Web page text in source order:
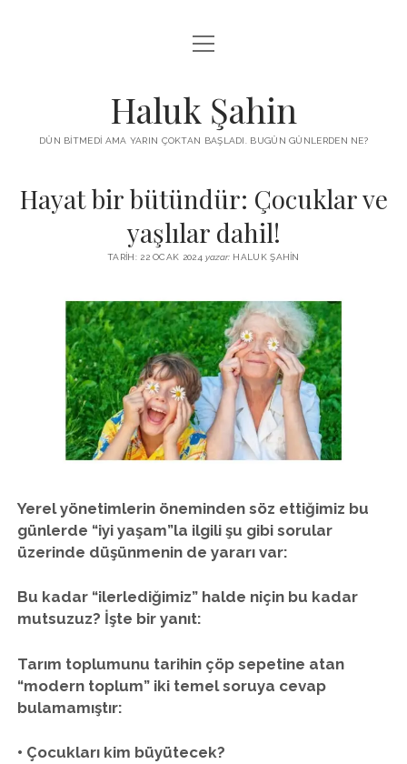
KUTUP YILDIZI
MENDIREK YAZILARI
ADA
İYI YAŞAM VE MUTLULUK ÜZERINE
BABIALI’DE CINAYET
GÜZEL MAVRELLA
PROGRAMLAR
BIZ KIMIZ?
MED 532 SPRING ‘25
YAZMADAN EDEMEDIM
HABERLER / NEWS
twitter facebook
instagram
menüyü
aç
Haluk Şahin
DÜN BITMEDI AMA YARIN ÇOKTAN BAŞLADI. BUGÜN GÜNLERDEN NE?
Hayat bir bütündür: Çocuklar ve
yaşlılar dahil!
TARIH: 22 OCAK 2024yazar: HALUK ŞAHIN
Yerel yönetimlerin öneminden söz ettiğimiz bu
günlerde “iyi yaşam”la ilgili şu gibi sorular
üzerinde düşünmenin de yararı var:
Bu kadar “ilerlediğimiz” halde niçin bu kadar
mutsuzuz? İşte bir yanıt:
Tarım toplumunu tarihin çöp sepetine atan
“modern toplum” iki temel soruya cevap
bulamamıştır:
• Çocukları kim büyütecek?